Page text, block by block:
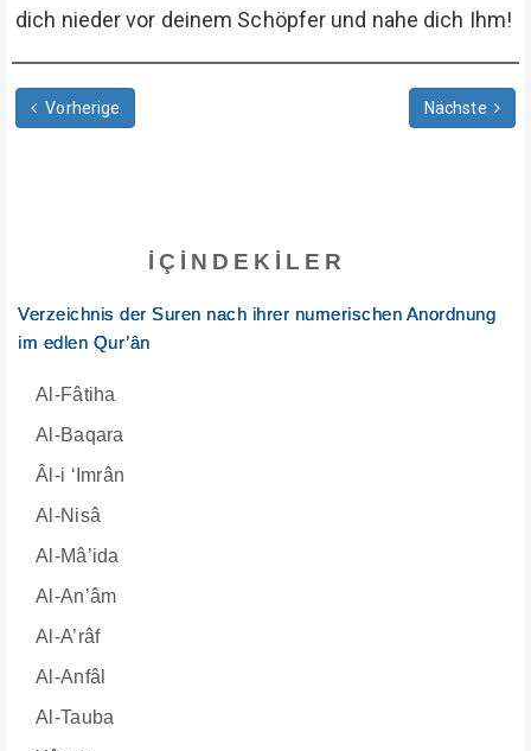
dich nieder vor deinem Schöpfer und nahe dich Ihm!
Vorherige Nächste
İÇINDEKILER
Verzeichnis der Suren nach ihrer numerischen Anordnung
im edlen Qur’ân
Al-Fâtiha
Al-Baqara
Âl-i ‘Imrân
Al-Nisâ
Al-Mâ’ida
Al-An’âm
Al-A’râf
Al-Anfâl
Al-Tauba